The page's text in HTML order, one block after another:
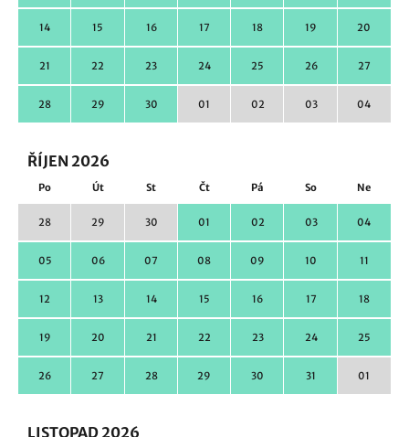
14 15 16 17 18 19 20
21 22 23 24 25 26 27
28 29 30 01 02 03 04
ŘÍJEN 2026
Po Út St Čt Pá So Ne
28 29 30 01 02 03 04
05 06 07 08 09 10 11
12 13 14 15 16 17 18
19 20 21 22 23 24 25
26 27 28 29 30 31 01
LISTOPAD 2026